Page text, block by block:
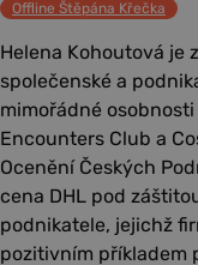
Offline Štěpána Křečka
Helena Kohoutová je
společenské a
mimořádné
Encounters Club a
Ocenění Českých
cena DHL pod
podnikatele, jejichž
pozitivním příkladem